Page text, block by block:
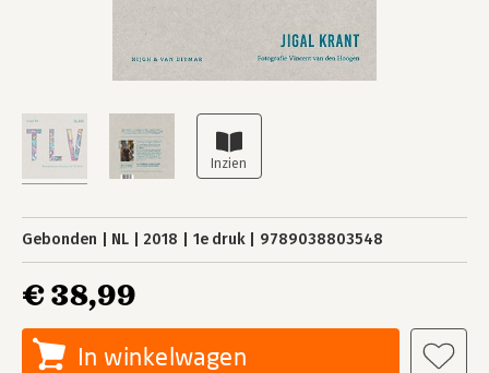
Gebonden NL 2018 1e druk 9789038803548
€ 38,99
In winkelwagen